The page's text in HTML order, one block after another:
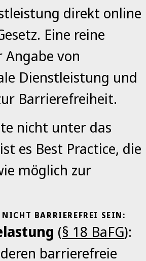
direkt online
Eine reine
von
Dienstleistung und
Barrierefreiheit.
nicht unter das
es Best Practice, die
möglich zur
BARRIEREFREI SEIN:
(§ 18 BaFG):
barrierefreie